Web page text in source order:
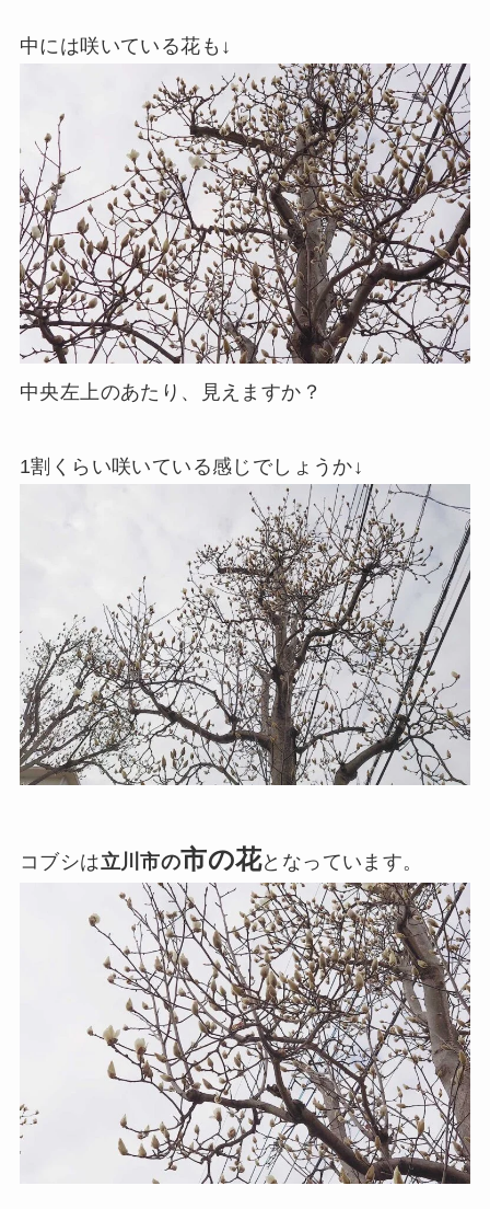
中には咲いている花も↓
中央左上のあたり、見えますか？
1割くらい咲いている感じでしょうか↓
コブシは立川市の市の花となっています。